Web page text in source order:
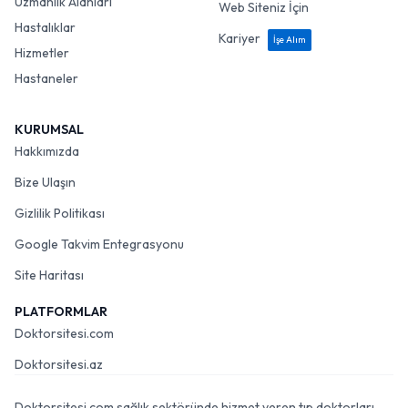
Hastalıklar
Hizmetler
Hastaneler
Web Siteniz İçin
Kariyer
İşe Alım
KURUMSAL
Hakkımızda
Bize Ulaşın
Gizlilik Politikası
Google Takvim Entegrasyonu
Site Haritası
PLATFORMLAR
Doktorsitesi.com
Doktorsitesi.az